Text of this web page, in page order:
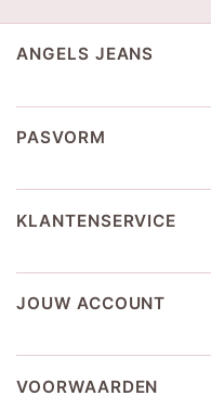
ANGELS JEANS
PASVORM
KLANTENSERVICE
JOUW ACCOUNT
VOORWAARDEN